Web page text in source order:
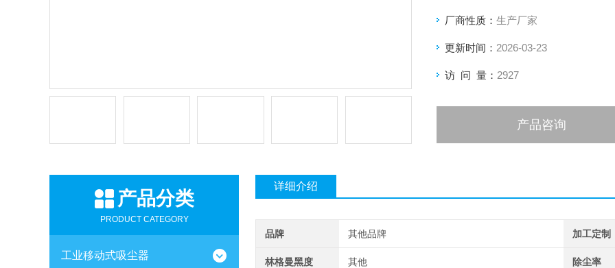
厂商性质： 生产厂家
更新时间： 2026-03-23
访 问 量： 2927
产品咨询
产品分类
PRODUCT CATEGORY
工业移动式吸尘器
详细介绍
品牌 其他品牌 加工定制
林格曼黑度 其他 除尘率